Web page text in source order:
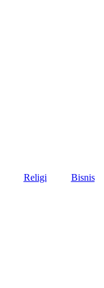
Religi Bisnis